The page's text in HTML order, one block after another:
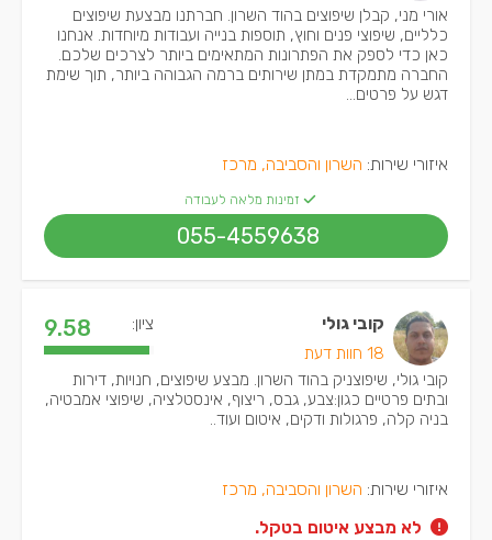
אורי מני, קבלן שיפוצים בהוד השרון. חברתנו מבצעת שיפוצים
כלליים, שיפוצי פנים וחוץ, תוספות בנייה ועבודות מיוחדות. אנחנו
כאן כדי לספק את הפתרונות המתאימים ביותר לצרכים שלכם.
החברה מתמקדת במתן שירותים ברמה הגבוהה ביותר, תוך שימת
דגש על פרטים...
איזורי שירות: השרון והסביבה, מרכז
זמינות מלאה לעבודה
055-4559638
קובי גולי
18 חוות דעת
ציון: 9.58
קובי גולי, שיפוצניק בהוד השרון. מבצע שיפוצים, חנויות, דירות
ובתים פרטיים כגון:צבע, גבס, ריצוף, אינסטלציה, שיפוצי אמבטיה,
בניה קלה, פרגולות ודקים, איטום ועוד..
איזורי שירות: השרון והסביבה, מרכז
לא מבצע איטום בטקל.